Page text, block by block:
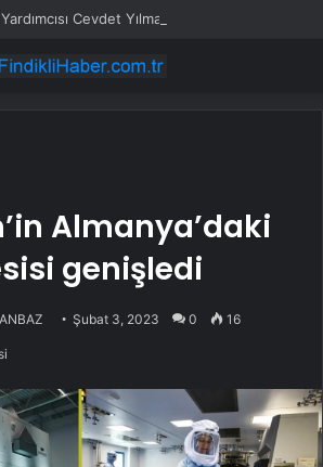
Almanya’daki
genişledi
Şubat 3, 2023 0 16